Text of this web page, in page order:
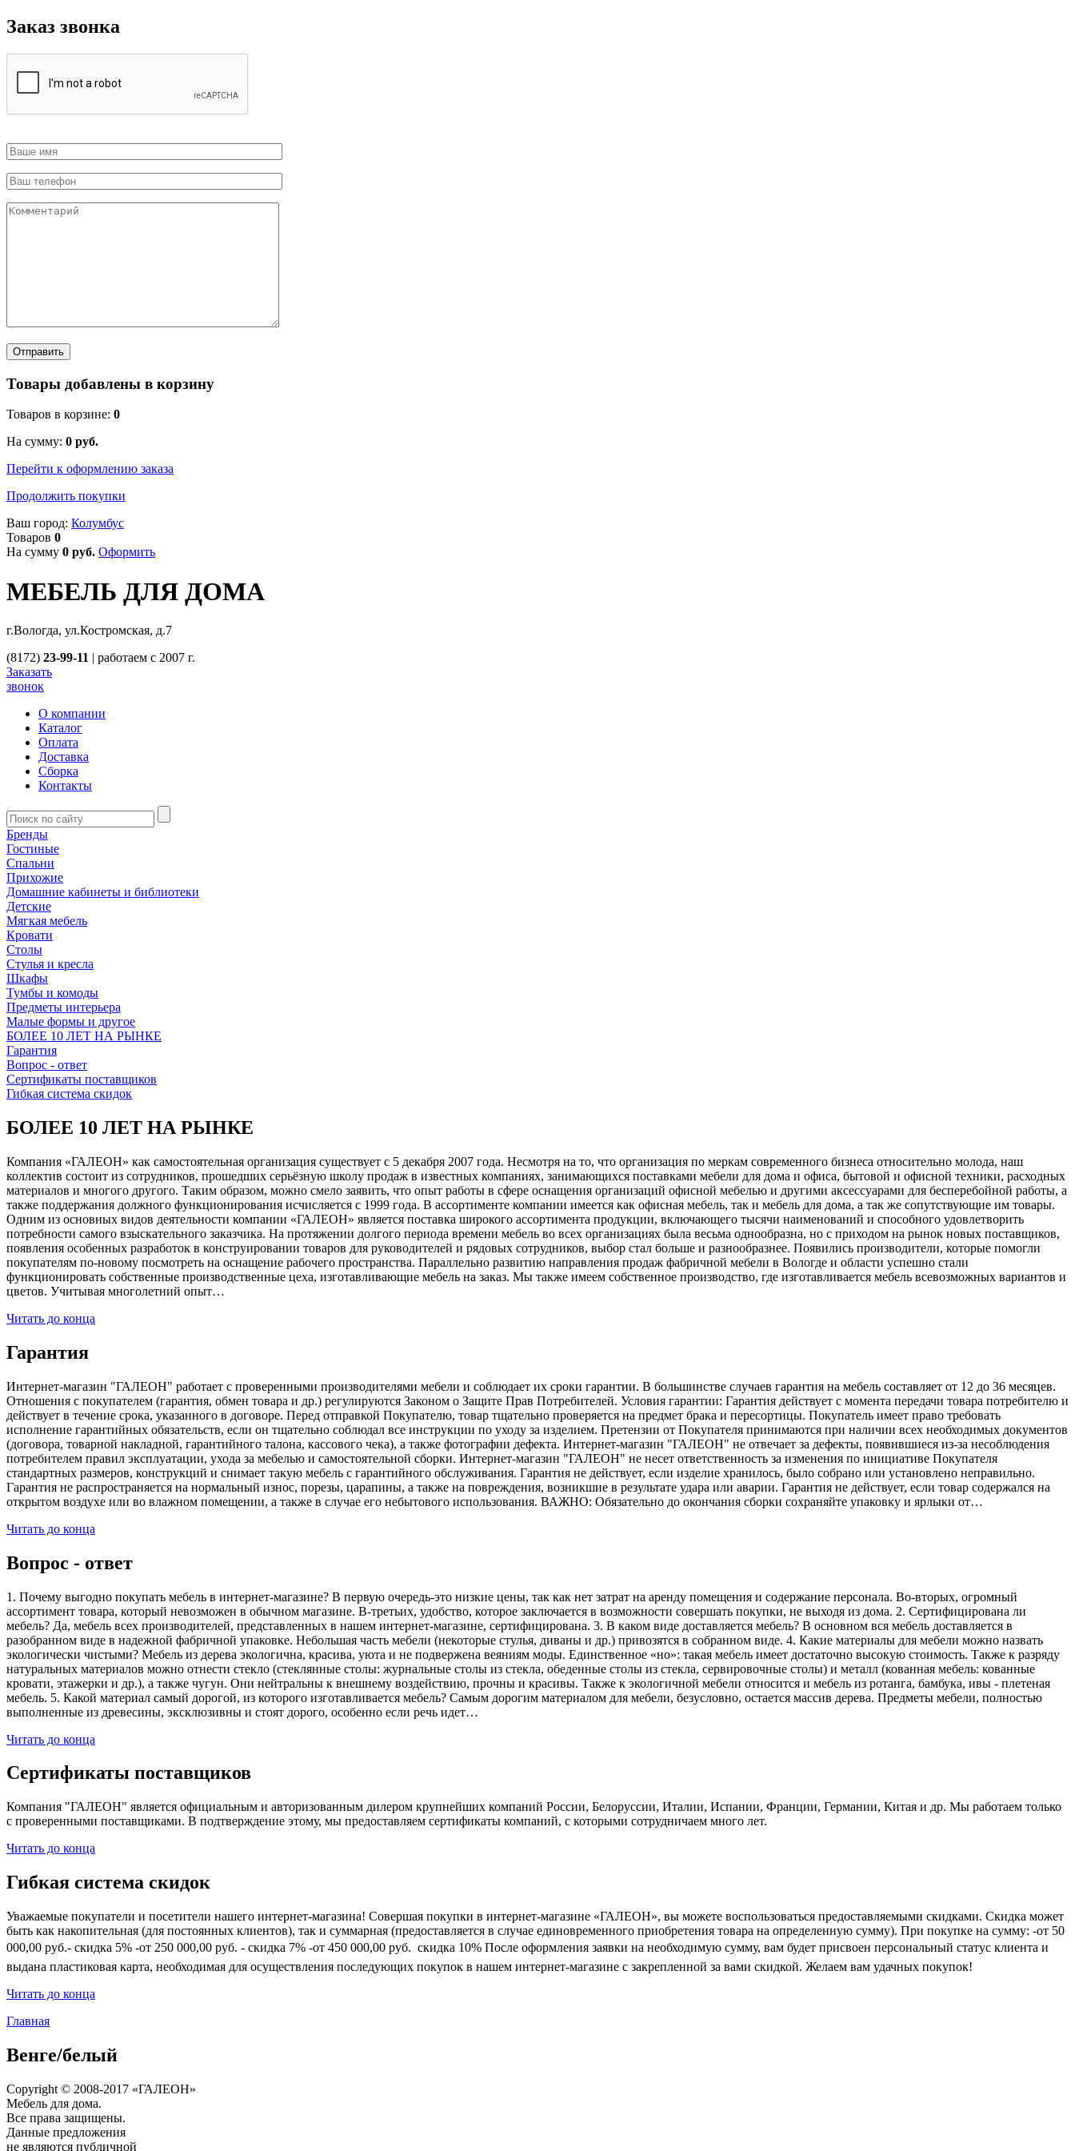
Заказ звонка
Товары добавлены в корзину
Товаров в корзине: 0
На сумму: 0 руб.
Перейти к оформлению заказа
Продолжить покупки
Ваш город: Колумбус
Товаров 0
На сумму 0 руб. Оформить
МЕБЕЛЬ ДЛЯ ДОМА
г.Вологда, ул.Костромская, д.7
(8172) 23-99-11 | работаем с 2007 г.
Заказать
звонок
О компании
Каталог
Оплата
Доставка
Сборка
Контакты
Бренды
Гостиные
Спальни
Прихожие
Домашние кабинеты и библиотеки
Детские
Мягкая мебель
Кровати
Столы
Стулья и кресла
Шкафы
Тумбы и комоды
Предметы интерьера
Малые формы и другое
БОЛЕЕ 10 ЛЕТ НА РЫНКЕ
Гарантия
Вопрос - ответ
Сертификаты поставщиков
Гибкая система скидок
БОЛЕЕ 10 ЛЕТ НА РЫНКЕ
Компания «ГАЛЕОН» как самостоятельная организация существует с 5 декабря 2007 года. Несмотря на то, что организация по меркам современного бизнеса относительно молода, наш
коллектив состоит из сотрудников, прошедших серьёзную школу продаж в известных компаниях, занимающихся поставками мебели для дома и офиса, бытовой и офисной техники, расходных
материалов и многого другого. Таким образом, можно смело заявить, что опыт работы в сфере оснащения организаций офисной мебелью и другими аксессуарами для бесперебойной работы, а
также поддержания должного функционирования исчисляется с 1999 года. В ассортименте компании имеется как офисная мебель, так и мебель для дома, а так же сопутствующие им товары.
Одним из основных видов деятельности компании «ГАЛЕОН» является поставка широкого ассортимента продукции, включающего тысячи наименований и способного удовлетворить
потребности самого взыскательного заказчика. На протяжении долгого периода времени мебель во всех организациях была весьма однообразна, но с приходом на рынок новых поставщиков,
появления особенных разработок в конструировании товаров для руководителей и рядовых сотрудников, выбор стал больше и разнообразнее. Появились производители, которые помогли
покупателям по-новому посмотреть на оснащение рабочего пространства. Параллельно развитию направления продаж фабричной мебели в Вологде и области успешно стали
функционировать собственные производственные цеха, изготавливающие мебель на заказ. Мы также имеем собственное производство, где изготавливается мебель всевозможных вариантов и
цветов. Учитывая многолетний опыт…
Читать до конца
Гарантия
Интернет-магазин "ГАЛЕОН" работает с проверенными производителями мебели и соблюдает их сроки гарантии. В большинстве случаев гарантия на мебель составляет от 12 до 36 месяцев.
Отношения с покупателем (гарантия, обмен товара и др.) регулируются Законом о Защите Прав Потребителей. Условия гарантии: Гарантия действует с момента передачи товара потребителю и
действует в течение срока, указанного в договоре. Перед отправкой Покупателю, товар тщательно проверяется на предмет брака и пересортицы. Покупатель имеет право требовать
исполнение гарантийных обязательств, если он тщательно соблюдал все инструкции по уходу за изделием. Претензии от Покупателя принимаются при наличии всех необходимых документов
(договора, товарной накладной, гарантийного талона, кассового чека), а также фотографии дефекта. Интернет-магазин "ГАЛЕОН" не отвечает за дефекты, появившиеся из-за несоблюдения
потребителем правил эксплуатации, ухода за мебелью и самостоятельной сборки. Интернет-магазин "ГАЛЕОН" не несет ответственность за изменения по инициативе Покупателя
стандартных размеров, конструкций и снимает такую мебель с гарантийного обслуживания. Гарантия не действует, если изделие хранилось, было собрано или установлено неправильно.
Гарантия не распространяется на нормальный износ, порезы, царапины, а также на повреждения, возникшие в результате удара или аварии. Гарантия не действует, если товар содержался на
открытом воздухе или во влажном помещении, а также в случае его небытового использования. ВАЖНО: Обязательно до окончания сборки сохраняйте упаковку и ярлыки от…
Читать до конца
Вопрос - ответ
1. Почему выгодно покупать мебель в интернет-магазине? В первую очередь-это низкие цены, так как нет затрат на аренду помещения и содержание персонала. Во-вторых, огромный
ассортимент товара, который невозможен в обычном магазине. В-третьих, удобство, которое заключается в возможности совершать покупки, не выходя из дома. 2. Сертифицирована ли
мебель? Да, мебель всех производителей, представленных в нашем интернет-магазине, сертифицирована. 3. В каком виде доставляется мебель? В основном вся мебель доставляется в
разобранном виде в надежной фабричной упаковке. Небольшая часть мебели (некоторые стулья, диваны и др.) привозятся в собранном виде. 4. Какие материалы для мебели можно назвать
экологически чистыми? Мебель из дерева экологична, красива, уюта и не подвержена веяниям моды. Единственное «но»: такая мебель имеет достаточно высокую стоимость. Также к разряду
натуральных материалов можно отнести стекло (стеклянные столы: журнальные столы из стекла, обеденные столы из стекла, сервировочные столы) и металл (кованная мебель: кованные
кровати, этажерки и др.), а также чугун. Они нейтральны к внешнему воздействию, прочны и красивы. Также к экологичной мебели относится и мебель из ротанга, бамбука, ивы - плетеная
мебель. 5. Какой материал самый дорогой, из которого изготавливается мебель? Самым дорогим материалом для мебели, безусловно, остается массив дерева. Предметы мебели, полностью
выполненные из древесины, эксклюзивны и стоят дорого, особенно если речь идет…
Читать до конца
Сертификаты поставщиков
Компания "ГАЛЕОН" является официальным и авторизованным дилером крупнейших компаний России, Белоруссии, Италии, Испании, Франции, Германии, Китая и др. Мы работаем только
с проверенными поставщиками. В подтверждение этому, мы предоставляем сертификаты компаний, с которыми сотрудничаем много лет.
Читать до конца
Гибкая система скидок
Уважаемые покупатели и посетители нашего интернет-магазина! Совершая покупки в интернет-магазине «ГАЛЕОН», вы можете воспользоваться предоставляемыми скидками. Скидка может
быть как накопительная (для постоянных клиентов), так и суммарная (предоставляется в случае единовременного приобретения товара на определенную сумму). При покупке на сумму: -от 50
000,00 руб.- скидка 5% -от 250 000,00 руб. - скидка 7% -от 450 000,00 руб.  скидка 10% После оформления заявки на необходимую сумму, вам будет присвоен персональный статус клиента и
выдана пластиковая карта, необходимая для осуществления последующих покупок в нашем интернет-магазине с закрепленной за вами скидкой. Желаем вам удачных покупок!
Читать до конца
Главная
Венге/белый
Copyright © 2008-2017 «ГАЛЕОН»
Мебель для дома.
Все права защищены.
Данные предложения
не являются публичной